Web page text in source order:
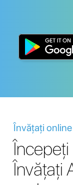
Învățați
Începeți
Învățați